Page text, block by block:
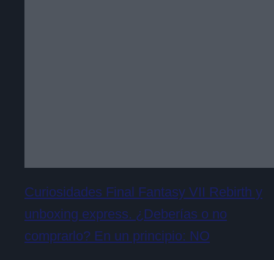
Curiosidades Final Fantasy VII Rebirth y
unboxing express. ¿Deberías o no
comprarlo? En un principio: NO